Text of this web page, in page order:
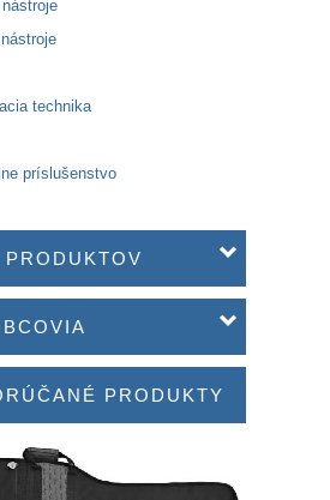
technika
príslušenstvo
PRODUKTOV
PRODUKTY